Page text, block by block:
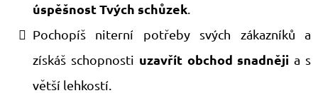
úspěšnost Tvých schůzek
​Pochopíš niterní potřeby svých zákazníků a
získáš schopnosti uzavřít obchod snadněji a s
větší lehkostí.